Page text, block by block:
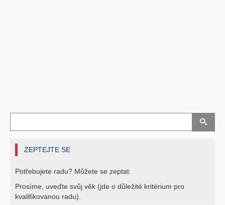
ZEPTEJTE SE
Potřebujete radu? Můžete se zeptat.
Prosíme, uveďte svůj věk (jde o důležité kritérium pro
kvalifikovanou radu).